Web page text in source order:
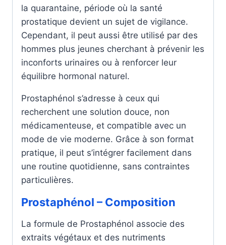
la quarantaine, période où la santé
prostatique devient un sujet de vigilance.
Cependant, il peut aussi être utilisé par des
hommes plus jeunes cherchant à prévenir les
inconforts urinaires ou à renforcer leur
équilibre hormonal naturel.
Prostaphénol s’adresse à ceux qui
recherchent une solution douce, non
médicamenteuse, et compatible avec un
mode de vie moderne. Grâce à son format
pratique, il peut s’intégrer facilement dans
une routine quotidienne, sans contraintes
particulières.
Prostaphénol – Composition
La formule de Prostaphénol associe des
extraits végétaux et des nutriments